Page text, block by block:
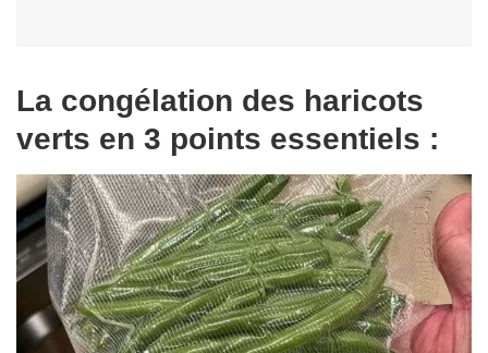
La congélation des haricots
verts en 3 points essentiels :